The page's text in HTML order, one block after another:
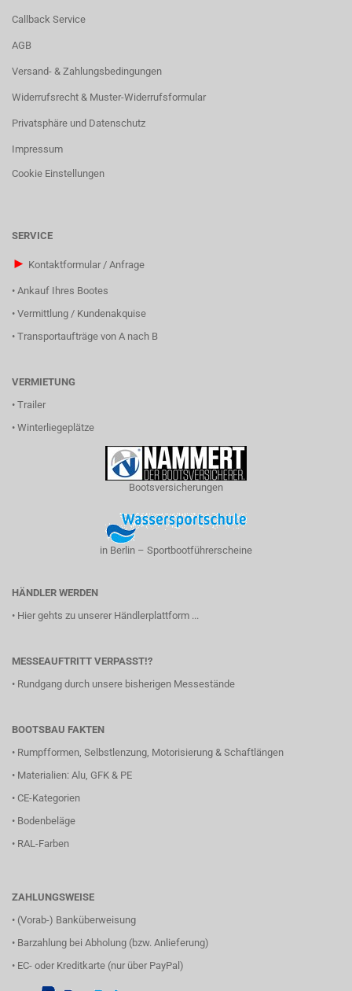
Callback Service
AGB
Versand- & Zahlungsbedingungen
Widerrufsrecht & Muster-Widerrufsformular
Privatsphäre und Datenschutz
Impressum
Cookie Einstellungen
SERVICE
► Kontaktformular / Anfrage
• Ankauf Ihres Bootes
• Vermittlung / Kundenakquise
• Transportaufträge von A nach B
VERMIETUNG
• Trailer
• Winterliegeplätze
Bootsversicherungen
in Berlin – Sportbootführerscheine
HÄNDLER WERDEN
• Hier gehts zu unserer Händlerplattform ...
MESSEAUFTRITT VERPASST!?
• Rundgang durch unsere bisherigen Messestände
BOOTSBAU FAKTEN
• Rumpfformen, Selbstlenzung, Motorisierung & Schaftlängen
• Materialien: Alu, GFK & PE
• CE-Kategorien
• Bodenbeläge
• RAL-Farben
ZAHLUNGSWEISE
• (Vorab-) Banküberweisung
• Barzahlung bei Abholung (bzw. Anlieferung)
• EC- oder Kreditkarte (nur über PayPal)